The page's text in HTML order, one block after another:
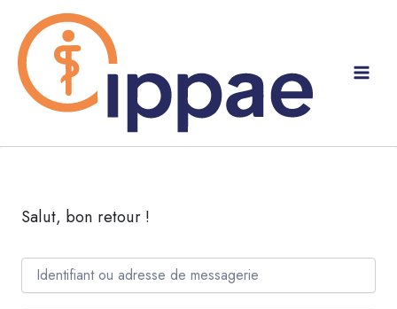
contenu
Salut, bon retour !